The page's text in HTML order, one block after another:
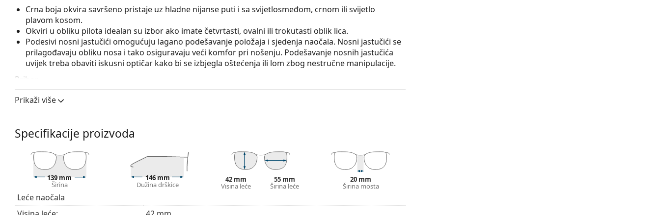
Crna boja okvira savršeno pristaje uz hladne nijanse puti i sa svijetlosmeđom, crnom ili svijetlo
plavom kosom.
Okviri u obliku pilota idealan su izbor ako imate četvrtasti, ovalni ili trokutasti oblik lica.
Podesivi nosni jastučići omogućuju lagano podešavanje položaja i sjedenja naočala. Nosni jastučići se
prilagođavaju obliku nosa i tako osiguravaju veći komfor pri nošenju. Podešavanje nosnih jastučića
uvijek treba obaviti iskusni optičar kako bi se izbjegla oštećenja ili lom zbog nestručne manipulacije.
Pribor
Naočale isporučujemo s originalnom futrolom. Boja futrole i njena izvedba mogu se razlikovati.
Krpa koja se nalazi u pakiranju idealna je za čišćenje i njegu naočala. Neki modeli umjesto krpe mogu
Istražite cijelu ponududioptrijskih naočala
kupnju naočalaako trebate pomoć pri odabiru.
Prikaži više
Specifikacije proizvoda
139 mm
Širina
146 mm
Dužina drškice
42 mm
Visina leće
55 mm
Širina leće
20 mm
Širina mosta
Leće naočala